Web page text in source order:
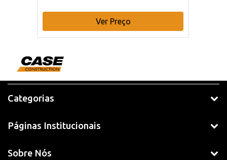
Ver Preço
Categorias
Páginas Institucionais
Sobre Nós